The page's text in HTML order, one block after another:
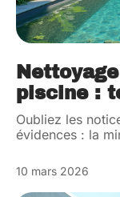
piscine :
Oubliez les
évidences : la
10 mars 2026